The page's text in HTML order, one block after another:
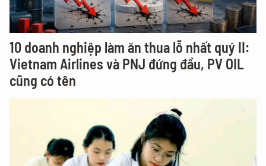
10 doanh nghiệp làm ăn thua lỗ nhất quý II:
Vietnam Airlines và PNJ đứng đầu, PV OIL
cũng có tên